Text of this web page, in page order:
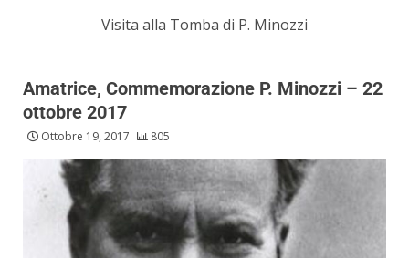
Visita alla Tomba di P. Minozzi
Amatrice, Commemorazione P. Minozzi – 22
ottobre 2017
Ottobre 19, 2017 805